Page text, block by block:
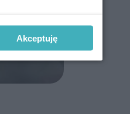
Akceptuję